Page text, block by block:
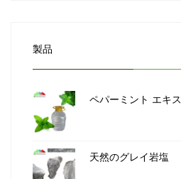
製品
ペパーミント エキス
天然のグレイ岩塩